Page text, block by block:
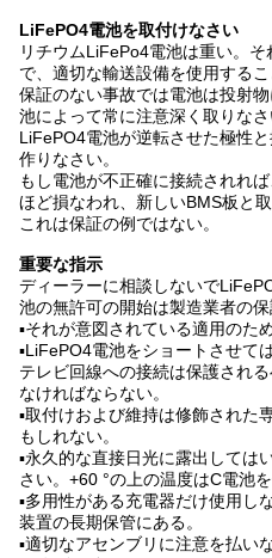
LiFePO4電池を取付けなさい
リチウムLiFePo4電池は重い。
で、適切な輸送設備を使用するこ
保証のない事故では電池は投射
池によって常に注意深く取りなさ
LiFePO4電池が逆転させた極性
作りなさい。
もし電池が不正確に接続されれ
ほど損なわれ、新しいBMS板と
これは保証の例ではない。
重要な指示
ディーラーに相談しないで
池の無許可の開始は製造業者の保
▪それが意図されている適用のた
▪LiFePO4電池をショートさせて
テレビ回線への接続は保護され
なければならない。
▪取付けおよび維持は修飾された
もしれない。
▪永久的な直接日光に露出しては
さい。+60 °の上の温度はC電池
▪多用性がある充電器だけ使用し
装置の長期保管にある。
▪適切なアセンブリに注意を払いな